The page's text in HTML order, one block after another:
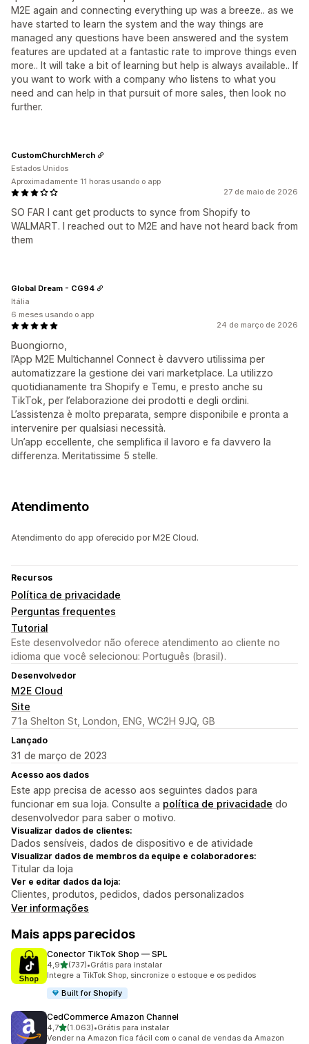
M2E again and connecting everything up was a breeze.. as we
have started to learn the system and the way things are
managed any questions have been answered and the system
features are updated at a fantastic rate to improve things even
more.. It will take a bit of learning but help is always available.. If
you want to work with a company who listens to what you
need and can help in that pursuit of more sales, then look no
further.
27 de maio de 2026
SO FAR I cant get products to synce from Shopify to
WALMART. I reached out to M2E and have not heard back from
them
CustomChurchMerch
Estados Unidos
Aproximadamente 11 horas usando o app
24 de março de 2026
Buongiorno,
l’App M2E Multichannel Connect è davvero utilissima per
automatizzare la gestione dei vari marketplace. La utilizzo
quotidianamente tra Shopify e Temu, e presto anche su
TikTok, per l’elaborazione dei prodotti e degli ordini.
L’assistenza è molto preparata, sempre disponibile e pronta a
intervenire per qualsiasi necessità.
Un’app eccellente, che semplifica il lavoro e fa davvero la
differenza. Meritatissime 5 stelle.
Global Dream - CG94
Itália
6 meses usando o app
Atendimento
Atendimento do app oferecido por M2E Cloud.
Recursos
Política de privacidade
Perguntas frequentes
Tutorial
Este desenvolvedor não oferece atendimento ao cliente no
idioma que você selecionou: Português (brasil).
Desenvolvedor
M2E Cloud
Site
71a Shelton St, London, ENG, WC2H 9JQ, GB
Lançado
31 de março de 2023
Acesso aos dados
Este app precisa de acesso aos seguintes dados para
funcionar em sua loja. Consulte a política de privacidade do
desenvolvedor para saber o motivo.
Visualizar dados de clientes:
Dados sensíveis, dados de dispositivo e de atividade
Visualizar dados de membros da equipe e colaboradores:
Titular da loja
Ver e editar dados da loja:
Clientes, produtos, pedidos, dados personalizados
Ver informações
Mais apps parecidos
Conector TikTok Shop — SPL
4,9de 5 estrelas
(737)
737 avaliações ao todo
•Grátis para instalar
Integre a TikTok Shop, sincronize o estoque e os pedidos
Built for Shopify
CedCommerce Amazon Channel
4,7de 5 estrelas
(1.063)
1063 avaliações ao todo
•Grátis para instalar
Vender na Amazon fica fácil com o canal de vendas da Amazon